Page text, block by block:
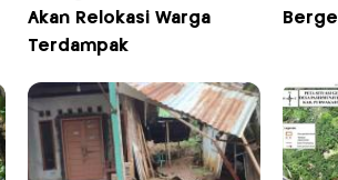
Akan Relokasi Warga
Terdampak